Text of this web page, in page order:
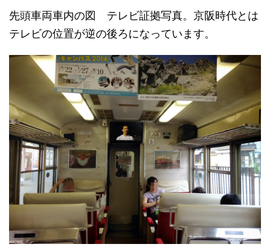
先頭車両車内の図 テレビ証拠写真。京阪時代とは
テレビの位置が逆の後ろになっています。